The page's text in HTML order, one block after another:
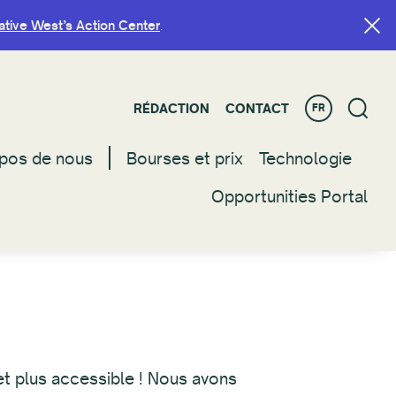
West’s Action Center.
RÉDACTION CONTACT FR
de nous Bourses et prix
Technologie
Opportunities Portal
West’s Action Center.
RÉDACTION CONTACT FR
de nous Bourses et prix
Technologie
Opportunities Portal
plus accessible ! Nous avons